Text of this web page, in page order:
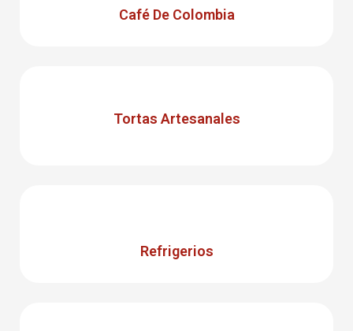
Café De Colombia
Tortas Artesanales
Refrigerios